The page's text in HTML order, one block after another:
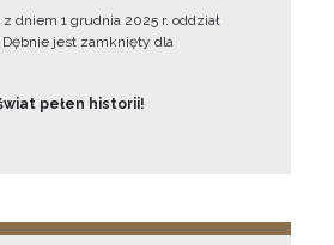
dniem 1 grudnia 2025 r. oddział
jest zamknięty dla
pełen historii!